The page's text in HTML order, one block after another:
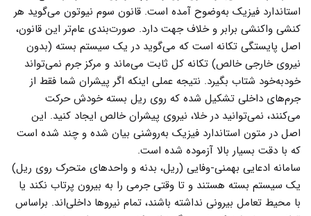
استاندارد فیزیک به‌وضوح آمده است. قانون سوم نیوتون می‌گوید هر
کنشی واکنشی برابر و خلاف جهت دارد. صورت‌بندی عام‌تر این قانون،
اصل پایستگی تکانه است که می‌گوید در یک سیستم بسته (بدون
نیروی خارجی خالص) تکانه کل ثابت می‌ماند و مرکز جرم نمی‌تواند
خودبه‌خود شتاب بگیرد. نتیجه عملی اینکه اگر پیشران شما فقط از
جرم‌های داخلی تشکیل شده که روی ریل بسته خودش حرکت
می‌کنند، نمی‌توانید در خلا، نیروی پیشران خالص ایجاد کنید. این
اصل در متون استاندارد فیزیک به‌روشنی بیان شده و چند شده است
که با دقت بسیار بالا آزموده شده است.
سامانه ادعایی بهمنی-وفایی (ریل، بدنه و واحدهای متحرک روی ریل)
یک سیستم بسته هستند و تا وقتی جرمی را به بیرون پرتاب نکند یا
با محیط تعامل بیرونی نداشته باشند، تمام نیروها داخلی‌اند. براساس